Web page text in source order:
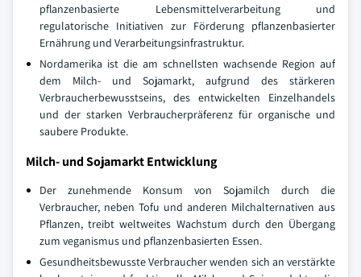
pflanzenbasierte Lebensmittelverarbeitung und
regulatorische Initiativen zur Förderung pflanzenbasierter
Ernährung und Verarbeitungsinfrastruktur.
Nordamerika ist die am schnellsten wachsende Region auf
dem Milch- und Sojamarkt, aufgrund des stärkeren
Verbraucherbewusstseins, des entwickelten Einzelhandels
und der starken Verbraucherpräferenz für organische und
saubere Produkte.
Milch- und Sojamarkt Entwicklung
Der zunehmende Konsum von Sojamilch durch die
Verbraucher, neben Tofu und anderen Milchalternativen aus
Pflanzen, treibt weltweites Wachstum durch den Übergang
zum veganismus und pflanzenbasierten Essen.
Gesundheitsbewusste Verbraucher wenden sich an verstärkte